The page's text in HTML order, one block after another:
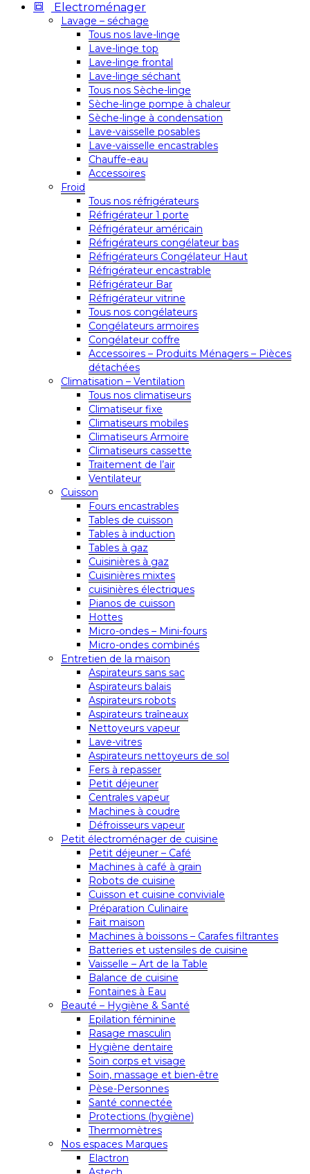
Electroménager
Lavage – séchage
Tous nos lave-linge
Lave-linge top
Lave-linge frontal
Lave-linge séchant
Tous nos Sèche-linge
Sèche-linge pompe à chaleur
Sèche-linge à condensation
Lave-vaisselle posables
Lave-vaisselle encastrables
Chauffe-eau
Accessoires
Froid
Tous nos réfrigérateurs
Réfrigérateur 1 porte
Réfrigérateur américain
Réfrigérateurs congélateur bas
Réfrigérateurs Congélateur Haut
Réfrigérateur encastrable
Réfrigérateur Bar
Réfrigérateur vitrine
Tous nos congélateurs
Congélateurs armoires
Congélateur coffre
Accessoires – Produits Ménagers – Pièces
détachées
Climatisation – Ventilation
Tous nos climatiseurs
Climatiseur fixe
Climatiseurs mobiles
Climatiseurs Armoire
Climatiseurs cassette
Traitement de l’air
Ventilateur
Cuisson
Fours encastrables
Tables de cuisson
Tables à induction
Tables à gaz
Cuisinières à gaz
Cuisinières mixtes
cuisinières électriques
Pianos de cuisson
Hottes
Micro-ondes – Mini-fours
Micro-ondes combinés
Entretien de la maison
Aspirateurs sans sac
Aspirateurs balais
Aspirateurs robots
Aspirateurs traîneaux
Nettoyeurs vapeur
Lave-vitres
Aspirateurs nettoyeurs de sol
Fers à repasser
Petit déjeuner
Centrales vapeur
Machines à coudre
Défroisseurs vapeur
Petit électroménager de cuisine
Petit déjeuner – Café
Machines à café à grain
Robots de cuisine
Cuisson et cuisine conviviale
Préparation Culinaire
Fait maison
Machines à boissons – Carafes filtrantes
Batteries et ustensiles de cuisine
Vaisselle – Art de la Table
Balance de cuisine
Fontaines à Eau
Beauté – Hygiène & Santé
Epilation féminine
Rasage masculin
Hygiène dentaire
Soin corps et visage
Soin, massage et bien-être
Pèse-Personnes
Santé connectée
Protections (hygiène)
Thermomètres
Nos espaces Marques
Elactron